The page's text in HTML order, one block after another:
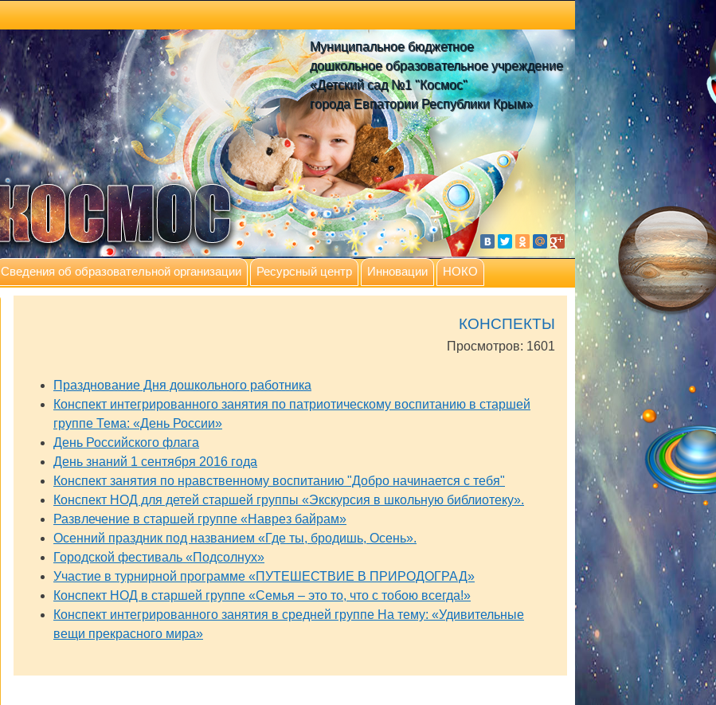
Муниципальное бюджетное
дошкольное образовательное учреждение
«Детский сад №1 "Космос"
города Евпатории Республики Крым»
Сведения об образовательной организации Ресурсный центр Инновации НОКО
КОНСПЕКТЫ
Просмотров: 1601
Празднование Дня дошкольного работника
Конспект интегрированного занятия по патриотическому воспитанию в старшей
группе Тема: «День России»
День Российского флага
День знаний 1 сентября 2016 года
Конспект занятия по нравственному воспитанию "Добро начинается с тебя"
Конспект НОД для детей старшей группы «Экскурсия в школьную библиотеку».
Развлечение в старшей группе «Наврез байрам»
Осенний праздник под названием «Где ты, бродишь, Осень».
Городской фестиваль «Подсолнух»
Участие в турнирной программе «ПУТЕШЕСТВИЕ В ПРИРОДОГРАД»
Конспект НОД в старшей группе «Семья – это то, что с тобою всегда!»
Конспект интегрированного занятия в средней группе На тему: «Удивительные
вещи прекрасного мира»